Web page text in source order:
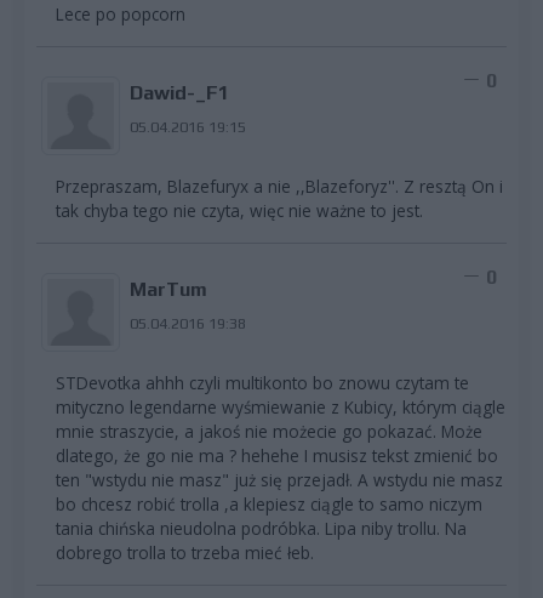
Lece po popcorn
Dawid-_F1
05.04.2016 19:15
0
Przepraszam, Blazefuryx a nie ,,Blazeforyz''. Z resztą On i
tak chyba tego nie czyta, więc nie ważne to jest.
MarTum
05.04.2016 19:38
0
STDevotka ahhh czyli multikonto bo znowu czytam te
mityczno legendarne wyśmiewanie z Kubicy, którym ciągle
mnie straszycie, a jakoś nie możecie go pokazać. Może
dlatego, że go nie ma ? hehehe I musisz tekst zmienić bo
ten "wstydu nie masz" już się przejadł. A wstydu nie masz
bo chcesz robić trolla ,a klepiesz ciągle to samo niczym
tania chińska nieudolna podróbka. Lipa niby trollu. Na
dobrego trolla to trzeba mieć łeb.